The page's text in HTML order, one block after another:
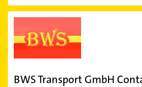
BWS Transport GmbH